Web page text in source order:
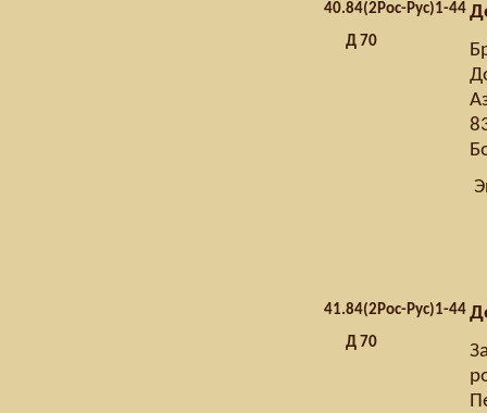
40.84(2Рос-Рус)1-44
Д 70
41.84(2Рос-Рус)1-44
Д 70